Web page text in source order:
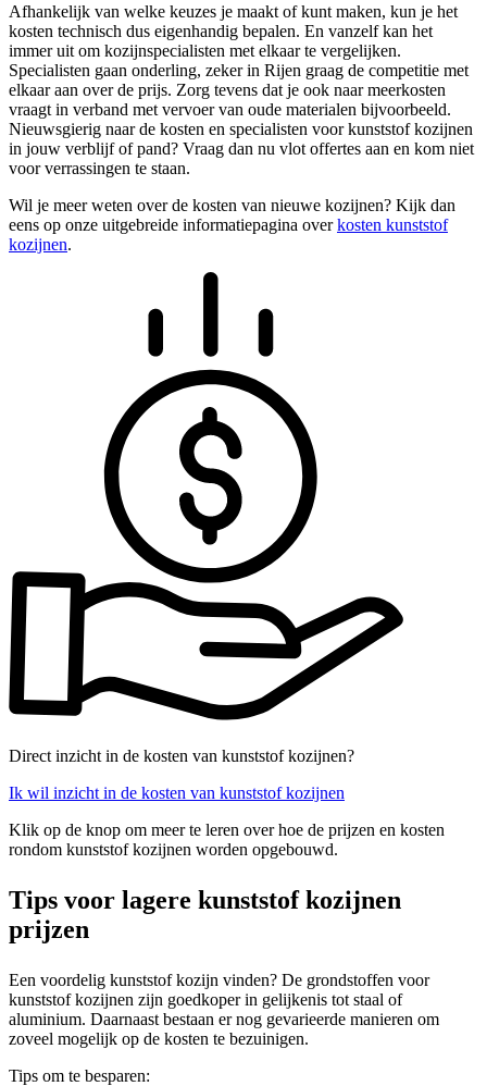
Afhankelijk van welke keuzes je maakt of kunt maken, kun je het
kosten technisch dus eigenhandig bepalen. En vanzelf kan het
immer uit om kozijnspecialisten met elkaar te vergelijken.
Specialisten gaan onderling, zeker in Rijen graag de competitie met
elkaar aan over de prijs. Zorg tevens dat je ook naar meerkosten
vraagt in verband met vervoer van oude materialen bijvoorbeeld.
Nieuwsgierig naar de kosten en specialisten voor kunststof kozijnen
in jouw verblijf of pand? Vraag dan nu vlot offertes aan en kom niet
voor verrassingen te staan.
Wil je meer weten over de kosten van nieuwe kozijnen? Kijk dan
eens op onze uitgebreide informatiepagina overkosten kunststof
kozijnen.
Direct inzicht in de kosten van kunststof kozijnen?
Ik wil inzicht in de kosten van kunststof kozijnen
Klik op de knop om meer te leren over hoe de prijzen en kosten
rondom kunststof kozijnen worden opgebouwd.
Tips voor lagere kunststof kozijnen
prijzen
Een voordelig kunststof kozijn vinden? De grondstoffen voor
kunststof kozijnen zijn goedkoper in gelijkenis tot staal of
aluminium. Daarnaast bestaan er nog gevarieerde manieren om
zoveel mogelijk op de kosten te bezuinigen.
Tips om te besparen: